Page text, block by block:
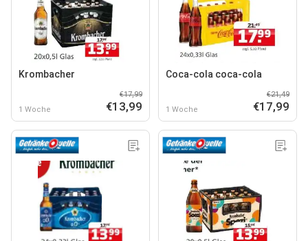
Krombacher
1 Woche
€17,99
€13,99
Coca-cola coca-cola
1 Woche
€21,49
€17,99